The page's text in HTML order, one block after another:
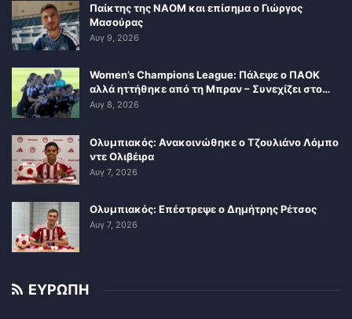
Παίκτης της ΝΑΟΜ και επίσημα ο Γιώργος
Μασούρας
Αυγ 9, 2026
Women’s Champions League: Πάλεψε ο ΠΑΟΚ
αλλά ηττήθηκε από τη Μπραν – Συνεχίζει στο…
Αυγ 8, 2026
Ολυμπιακός: Ανακοινώθηκε ο Τζουλιάνο Λόμπο
ντε Ολιβέιρα
Αυγ 7, 2026
Ολυμπιακός: Επέστρεψε ο Δημήτρης Ρέτσος
Αυγ 7, 2026
ΕΥΡΩΠΗ